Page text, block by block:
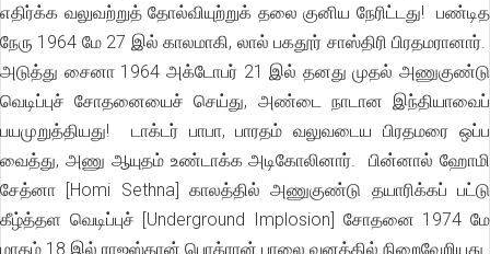
எதிர்க்க வலுவற்றுத் தோல்வியுற்றுக் தலை குனிய நேரிட்டது! பண்டித
நேரு 1964 மே 27 இல் காலமாகி, லால் பகதூர் சாஸ்திரி பிரதமரானார்.
அடுத்து சைனா 1964 அக்டோபர் 21 இல் தனது முதல் அணுகுண்டு
வெடிப்புச் சோதனையைச் செய்து, அண்டை நாடான இந்தியாவைப்
பயமுறுத்தியது! டாக்டர் பாபா, பாரதம் வலுவடைய பிரதமரை ஒப்ப
வைத்து, அணு ஆயுதம் உண்டாக்க அடிகோலினார். பின்னால் ஹோமி
சேத்னா [Homi Sethna] காலத்தில் அணுகுண்டு தயாரிக்கப் பட்டு
கீழ்த்தள வெடிப்புச் [Underground Implosion] சோதனை 1974 மே
மாதம் 18 இல் ராஜஸ்தான் பொக்ரான் பாலை வனத்தில் நிறைவேறியது.